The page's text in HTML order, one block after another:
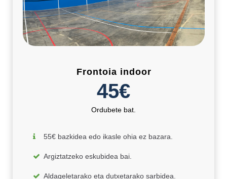
Frontoia indoor
45€
Ordubete bat.
55€ bazkidea edo ikasle ohia ez bazara.
Argiztatzeko eskubidea bai.
Aldageletarako eta dutxetarako sarbidea.